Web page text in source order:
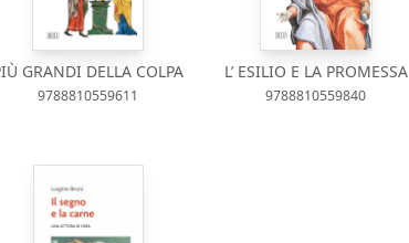
GRANDI DELLA COLPA
9788810559611
L’ ESILIO E LA PROMESSA
9788810559840